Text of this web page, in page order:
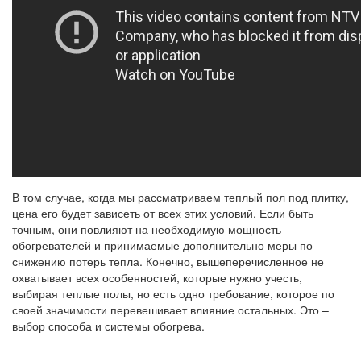
В том случае, когда мы рассматриваем теплый пол под плитку,
цена его будет зависеть от всех этих условий. Если быть
точным, они повлияют на необходимую мощность
обогревателей и принимаемые дополнительно меры по
снижению потерь тепла. Конечно, вышеперечисленное не
охватывает всех особенностей, которые нужно учесть,
выбирая теплые полы, но есть одно требование, которое по
своей значимости перевешивает влияние остальных. Это –
выбор способа и системы обогрева.